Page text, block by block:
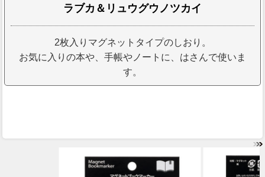
ラブカ＆リュウグウノツカイ
2枚入りマグネットタイプのしおり。
お気に入りの本や、手帳やノートに、はさんで使いま
す。